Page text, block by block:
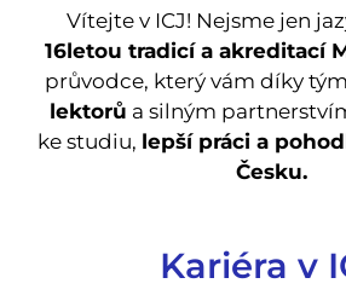
Vítejte v ICJ! Nejsme jen
16letou tradicí a akreditací
průvodce, který vám díky
lektorů a silným
ke studiu, lepší práci a
Česku.
Kariéra v